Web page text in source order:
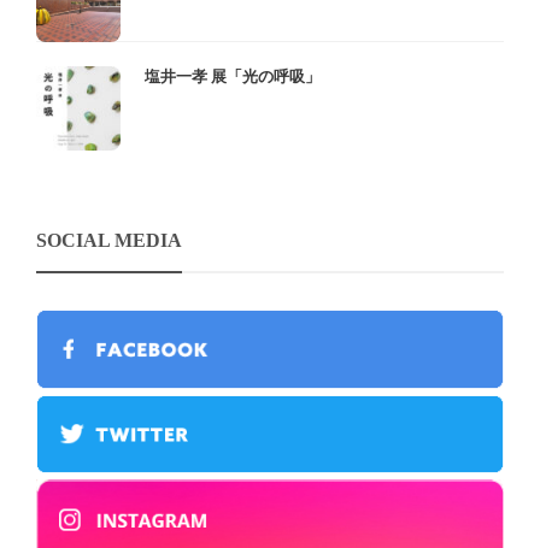
塩井一孝 展「光の呼吸」
SOCIAL MEDIA